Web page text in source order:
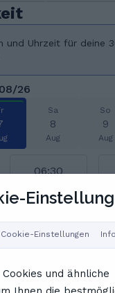
und Uhrzeit für deine
26
Sa
8
Aug
So
9
Aug
06:30
Cookie-Einstellungen
und ähnliche